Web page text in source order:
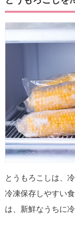
とうもろこしは、
冷凍保存しやすい
は、新鮮なうちに